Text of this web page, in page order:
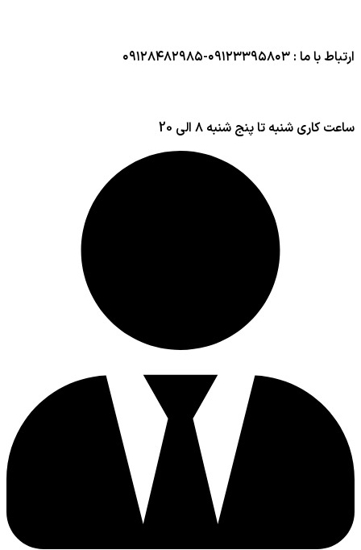
ارتباط با ما : ۰۹۱۲۳۳۹۵۸۰۳-۰۹۱۲۸۴۸۲۹۸۵
ساعت کاری شنبه تا پنج شنبه ۸ الی 20